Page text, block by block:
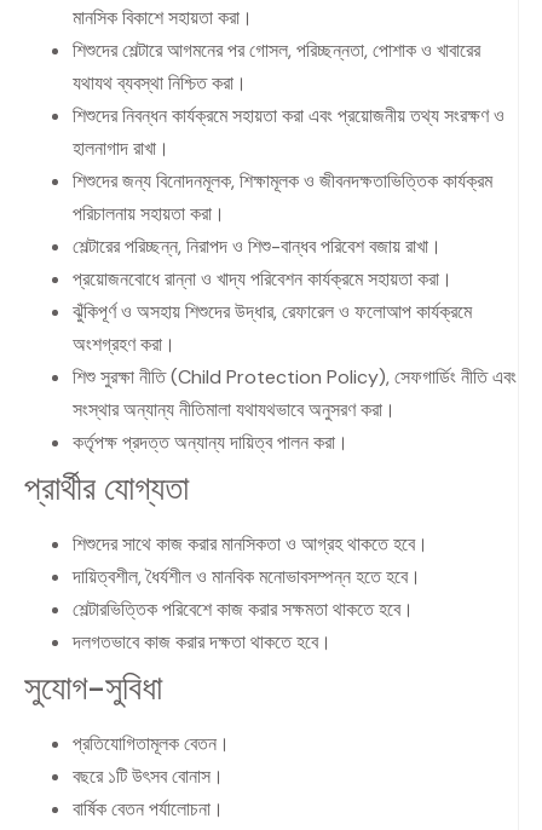
মানসিক বিকাশে সহায়তা করা।
শিশুদের শেল্টারে আগমনের পর গোসল, পরিচ্ছন্নতা, পোশাক ও খাবারের
যথাযথ ব্যবস্থা নিশ্চিত করা।
শিশুদের নিবন্ধন কার্যক্রমে সহায়তা করা এবং প্রয়োজনীয় তথ্য সংরক্ষণ ও
হালনাগাদ রাখা।
শিশুদের জন্য বিনোদনমূলক, শিক্ষামূলক ও জীবনদক্ষতাভিত্তিক কার্যক্রম
পরিচালনায় সহায়তা করা।
শেল্টারের পরিচ্ছন্ন, নিরাপদ ও শিশু-বান্ধব পরিবেশ বজায় রাখা।
প্রয়োজনবোধে রান্না ও খাদ্য পরিবেশন কার্যক্রমে সহায়তা করা।
ঝুঁকিপূর্ণ ও অসহায় শিশুদের উদ্ধার, রেফারেল ও ফলোআপ কার্যক্রমে
অংশগ্রহণ করা।
শিশু সুরক্ষা নীতি (Child Protection Policy), সেফগার্ডিং নীতি এবং
সংস্থার অন্যান্য নীতিমালা যথাযথভাবে অনুসরণ করা।
কর্তৃপক্ষ প্রদত্ত অন্যান্য দায়িত্ব পালন করা।
প্রার্থীর যোগ্যতা
শিশুদের সাথে কাজ করার মানসিকতা ও আগ্রহ থাকতে হবে।
দায়িত্বশীল, ধৈর্যশীল ও মানবিক মনোভাবসম্পন্ন হতে হবে।
শেল্টারভিত্তিক পরিবেশে কাজ করার সক্ষমতা থাকতে হবে।
দলগতভাবে কাজ করার দক্ষতা থাকতে হবে।
সুযোগ-সুবিধা
প্রতিযোগিতামূলক বেতন।
বছরে ১টি উৎসব বোনাস।
বার্ষিক বেতন পর্যালোচনা।